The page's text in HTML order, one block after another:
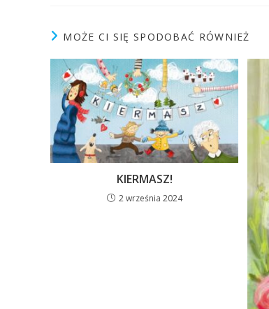
MOŻE CI SIĘ SPODOBAĆ RÓWNIEŻ
KIERMASZ!
2 września 2024